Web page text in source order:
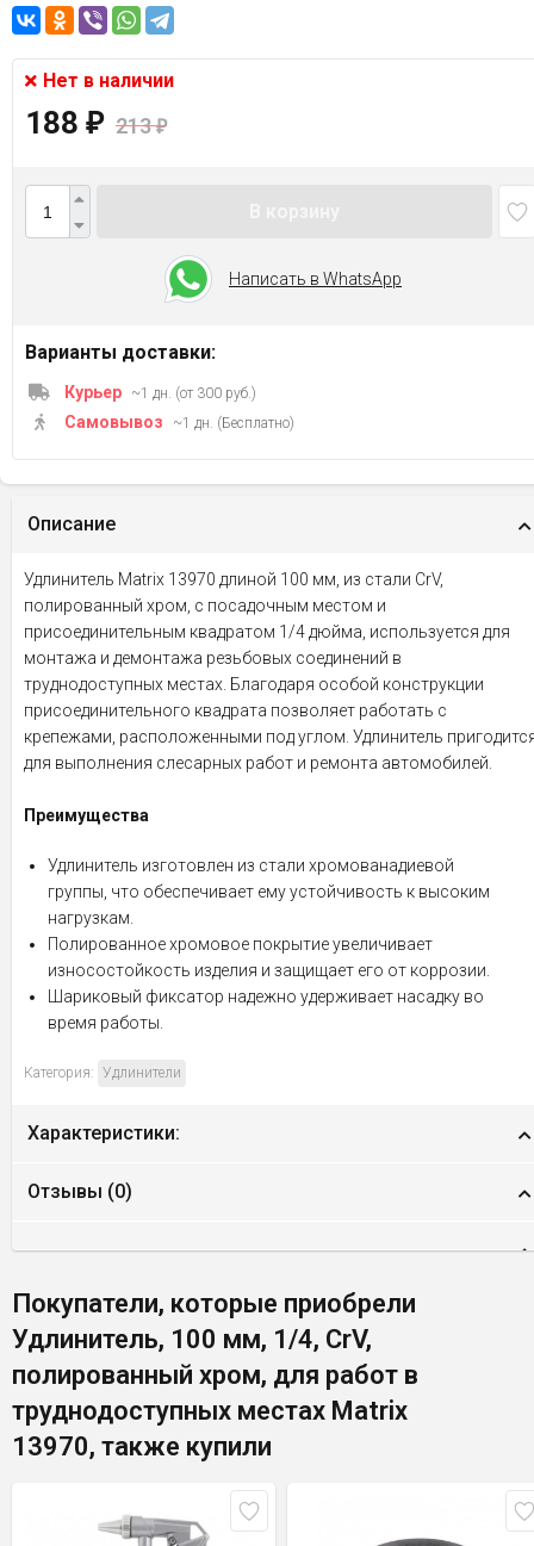
Нет в наличии
188 ₽ 213₽
Написать в WhatsApp
Варианты доставки:
Курьер ~1 дн. (от 300 руб.)
Самовывоз ~1 дн. (Бесплатно)
Описание
Удлинитель Matrix 13970 длиной 100 мм, из стали CrV,
полированный хром, с посадочным местом и
присоединительным квадратом 1/4 дюйма, используется для
монтажа и демонтажа резьбовых соединений в
труднодоступных местах. Благодаря особой конструкции
присоединительного квадрата позволяет работать с
крепежами, расположенными под углом. Удлинитель
для выполнения слесарных работ и ремонта автомобилей.
Преимущества
Удлинитель изготовлен из стали хромованадиевой
группы, что обеспечивает ему устойчивость к высоким
нагрузкам.
Полированное хромовое покрытие увеличивает
износостойкость изделия и защищает его от коррозии.
Шариковый фиксатор надежно удерживает насадку во
время работы.
Категория: Удлинители
Характеристики:
Отзывы (0)
Покупатели, которые приобрели
Удлинитель, 100 мм, 1/4, CrV,
полированный хром, для работ в
труднодоступных местах Matrix
13970, также купили